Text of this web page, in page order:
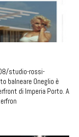
studio-rossi-
balneare Oneglio è
di Imperia Porto. A